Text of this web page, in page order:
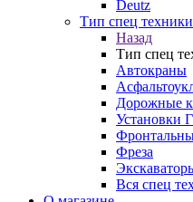
Deutz
Тип спец техники
Назад
Тип спец
Автокраны
Дорожные
Установки
Фреза
Вся спец